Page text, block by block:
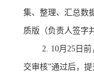
集、整理、汇总数
质版（负责人签字
2. 10月25日前
交审核”通过后，